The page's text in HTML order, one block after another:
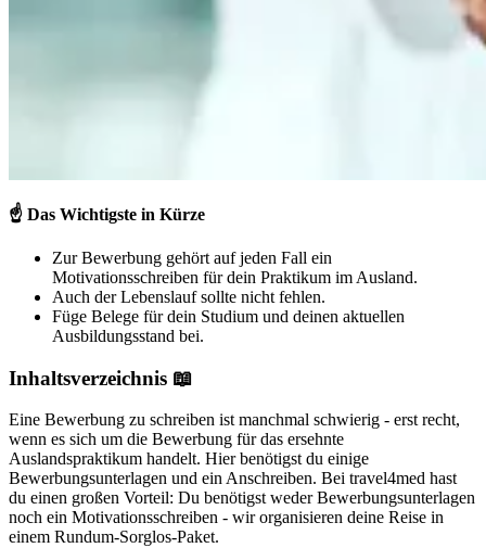
☝️ Das Wichtigste in Kürze
Zur Bewerbung gehört auf jeden Fall ein
Motivationsschreiben für dein Praktikum im Ausland.
Auch der Lebenslauf sollte nicht fehlen.
Füge Belege für dein Studium und deinen aktuellen
Ausbildungsstand bei.
Inhaltsverzeichnis 📖
Eine Bewerbung zu schreiben ist manchmal schwierig - erst recht,
wenn es sich um die Bewerbung für das ersehnte
Auslandspraktikum handelt. Hier benötigst du einige
Bewerbungsunterlagen und ein Anschreiben. Bei travel4med hast
du einen großen Vorteil: Du benötigst weder Bewerbungsunterlagen
noch ein Motivationsschreiben - wir organisieren deine Reise in
einem Rundum-Sorglos-Paket.